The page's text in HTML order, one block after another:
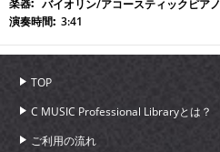
バイオリン/アコースティックピアノ
3:41
TOP
C MUSIC Professional Libraryとは？
ご利用の流れ